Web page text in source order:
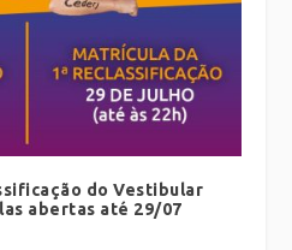
do Vestibular
abertas até 29/07